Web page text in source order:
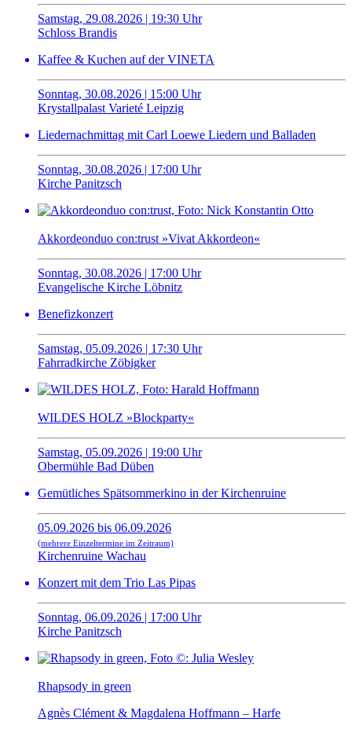
Samstag, 29.08.2026 | 19:30 Uhr
Schloss Brandis
Kaffee & Kuchen auf der VINETA
Sonntag, 30.08.2026 | 15:00 Uhr
Krystallpalast Varieté Leipzig
Liedernachmittag mit Carl Loewe Liedern und Balladen
Sonntag, 30.08.2026 | 17:00 Uhr
Kirche Panitzsch
Akkordeonduo con:trust »Vivat Akkordeon«
Sonntag, 30.08.2026 | 17:00 Uhr
Evangelische Kirche Löbnitz
Benefizkonzert
Samstag, 05.09.2026 | 17:30 Uhr
Fahrradkirche Zöbigker
WILDES HOLZ »Blockparty«
Samstag, 05.09.2026 | 19:00 Uhr
Obermühle Bad Düben
Gemütliches Spätsommerkino in der Kirchenruine
05.09.2026 bis 06.09.2026
(mehrere Einzeltermine im Zeitraum)
Kirchenruine Wachau
Konzert mit dem Trio Las Pipas
Sonntag, 06.09.2026 | 17:00 Uhr
Kirche Panitzsch
Rhapsody in green
Agnès Clément & Magdalena Hoffmann – Harfe